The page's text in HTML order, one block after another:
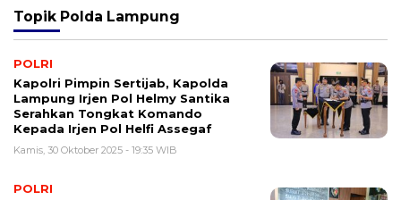
Topik Polda Lampung
POLRI
Kapolri Pimpin Sertijab, Kapolda
Lampung Irjen Pol Helmy Santika
Serahkan Tongkat Komando
Kepada Irjen Pol Helfi Assegaf
Kamis, 30 Oktober 2025 - 19:35 WIB
POLRI